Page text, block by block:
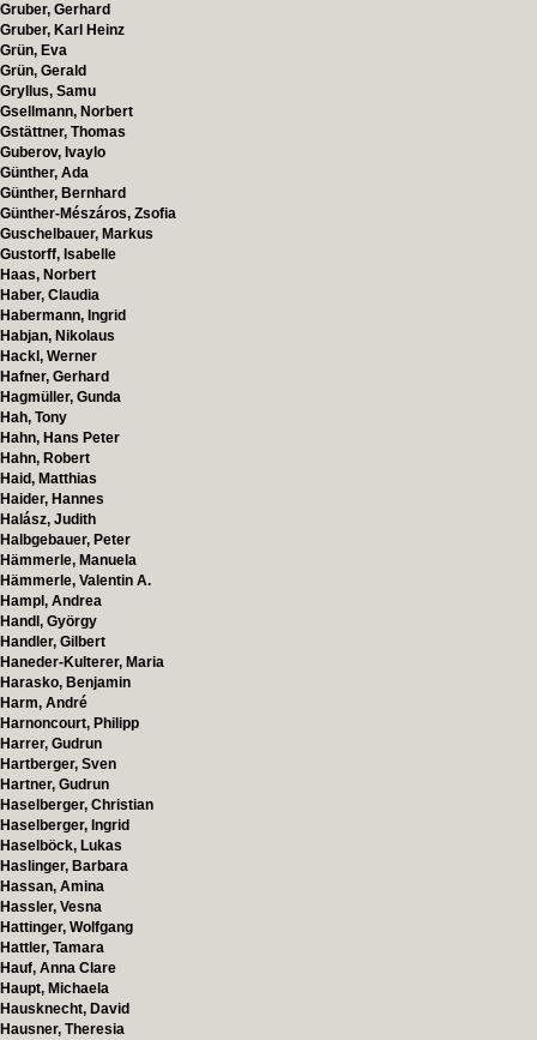
Gruber, Gerhard
Gruber, Karl Heinz
Grün, Eva
Grün, Gerald
Gryllus, Samu
Gsellmann, Norbert
Gstättner, Thomas
Guberov, Ivaylo
Günther, Ada
Günther, Bernhard
Günther-Mészáros, Zsofia
Guschelbauer, Markus
Gustorff, Isabelle
Haas, Norbert
Haber, Claudia
Habermann, Ingrid
Habjan, Nikolaus
Hackl, Werner
Hafner, Gerhard
Hagmüller, Gunda
Hah, Tony
Hahn, Hans Peter
Hahn, Robert
Haid, Matthias
Haider, Hannes
Halász, Judith
Halbgebauer, Peter
Hämmerle, Manuela
Hämmerle, Valentin A.
Hampl, Andrea
Handl, György
Handler, Gilbert
Haneder-Kulterer, Maria
Harasko, Benjamin
Harm, André
Harnoncourt, Philipp
Harrer, Gudrun
Hartberger, Sven
Hartner, Gudrun
Haselberger, Christian
Haselberger, Ingrid
Haselböck, Lukas
Haslinger, Barbara
Hassan, Amina
Hassler, Vesna
Hattinger, Wolfgang
Hattler, Tamara
Hauf, Anna Clare
Haupt, Michaela
Hausknecht, David
Hausner, Theresia